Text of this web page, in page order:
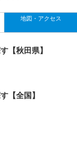
地図・アクセス
【秋田県】
【全国】